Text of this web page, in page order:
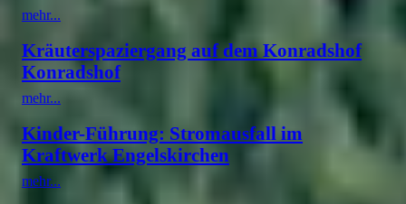
mehr...
Kräuterspaziergang auf dem Konradshof
Konradshof
mehr...
Kinder-Führung: Stromausfall im
Kraftwerk Engelskirchen
mehr...